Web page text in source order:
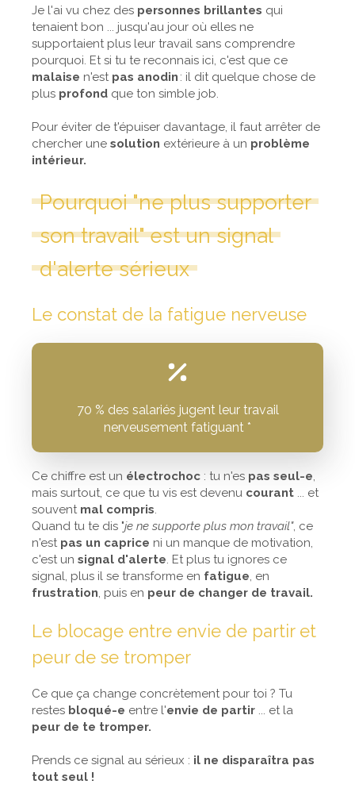
Je l'ai vu chez des personnes brillantes qui
tenaient bon ... jusqu'au jour où elles ne
supportaient plus leur travail sans comprendre
pourquoi. Et si tu te reconnais ici, c'est que ce
malaise n'est pas anodin : il dit quelque chose de
plus profond que ton simble job.
Pour éviter de t'épuiser davantage, il faut arrêter de
chercher une solution extérieure à un problème
intérieur.
Pourquoi "ne plus supporter
son travail" est un signal
d'alerte sérieux
Le constat de la fatigue nerveuse
70 % des salariés jugent leur travail
nerveusement fatiguant *
Ce chiffre est un électrochoc : tu n'es pas seul-e,
mais surtout, ce que tu vis est devenu courant ... et
souvent mal compris.
Quand tu te dis "je ne supporte plus mon travail", ce
n'est pas un caprice ni un manque de motivation,
c'est un signal d'alerte. Et plus tu ignores ce
signal, plus il se transforme en fatigue, en
frustration, puis en peur de changer de travail.
Le blocage entre envie de partir et
peur de se tromper
Ce que ça change concrètement pour toi ? Tu
restes bloqué-e entre l'envie de partir ... et la
peur de te tromper.
Prends ce signal au sérieux : il ne disparaîtra pas
tout seul !